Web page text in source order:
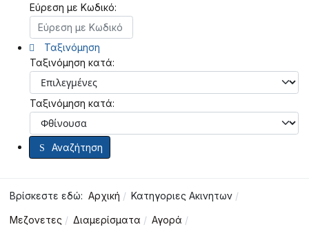
Εύρεση με Κωδικό:
Ταξινόμηση
Ταξινόμηση κατά:
Ταξινόμηση κατά:
Αναζήτηση
Βρίσκεστε εδώ: Αρχική Κατηγοριες Ακινητων
Μεζονετες Διαμερίσματα Αγορά